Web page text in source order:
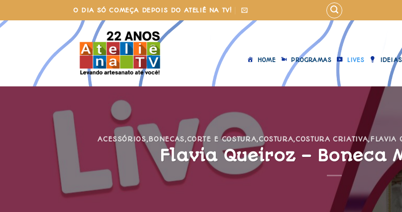
to
content
O DIA SÓ COMEÇA DEPOIS DO ATELIÊ NA TV!
HOME PROGRAMAS LIVES IDEIAS
ACESSÓRIOS,BONECAS,CORTE E COSTURA,COSTURA,COSTURA CRIATIVA,FLAVIA
Flavia Queiroz – Boneca